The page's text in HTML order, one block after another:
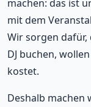
machen: das ist
mit dem
Wir sorgen dafür,
DJ buchen,
kostet.
Deshalb machen